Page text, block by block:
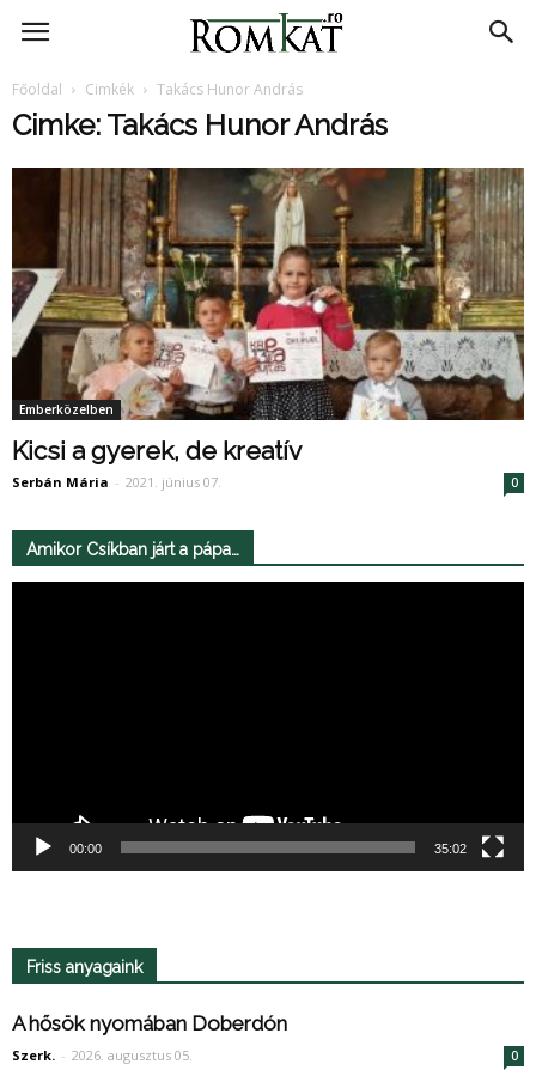
RomKat.ro
Főoldal Cimkék Takács Hunor András
Cimke: Takács Hunor András
Emberközelben
Kicsi a gyerek, de kreatív
Serbán Mária - 2021. június 07. 0
Amikor Csíkban járt a pápa…
00:00 35:02
Friss anyagaink
A hősök nyomában Doberdón
Szerk. - 2026. augusztus 05. 0